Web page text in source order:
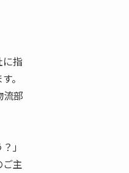
に指
。
流部
」
主